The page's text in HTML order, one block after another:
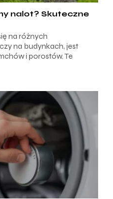
nalot? Skuteczne
na różnych
na budynkach, jest
i porostów. Te